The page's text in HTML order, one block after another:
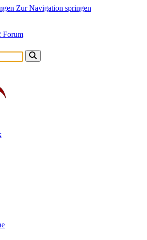
Zur Navigation springen
Forum